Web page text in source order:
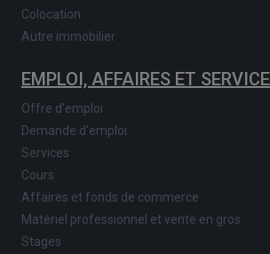
Colocation
Autre immobilier
EMPLOI, AFFAIRES ET
Offre d'emploi
Demande d'emploi
Services
Cours
Affaires et fonds de commerce
Matériel professionnel et vente en gros
Stages